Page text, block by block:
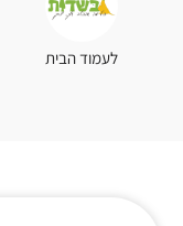
לעמוד הבית